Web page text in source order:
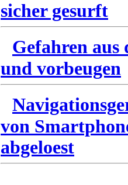
sicher gesurft
Gefahren
und vorbeugen
von
abgeloest